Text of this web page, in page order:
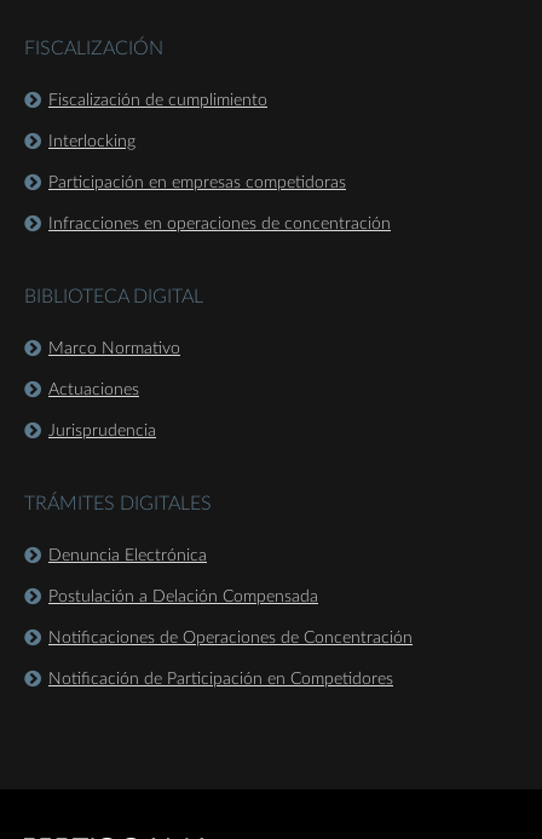
FISCALIZACIÓN
Fiscalización de cumplimiento
Interlocking
Participación en empresas competidoras
Infracciones en operaciones de concentración
BIBLIOTECA DIGITAL
Marco Normativo
Actuaciones
Jurisprudencia
TRÁMITES DIGITALES
Denuncia Electrónica
Postulación a Delación Compensada
Notificaciones de Operaciones de Concentración
Notificación de Participación en Competidores